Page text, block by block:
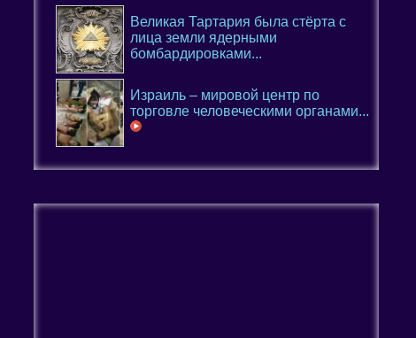
Великая Тартария была стёрта с
лица земли ядерными
бомбардировками...
Израиль – мировой центр по
торговле человеческими органами...